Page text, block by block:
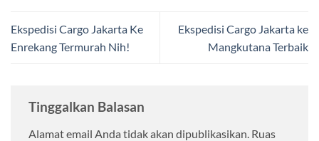
Ekspedisi Cargo Jakarta Ke
Enrekang Termurah Nih!
Ekspedisi Cargo Jakarta ke
Mangkutana Terbaik
Tinggalkan Balasan
Alamat email Anda tidak akan dipublikasikan. Ruas